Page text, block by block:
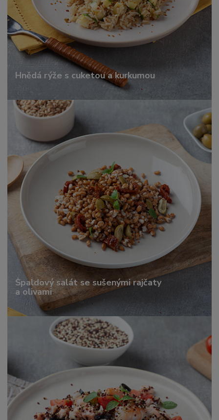
Hnědá rýže s cuketou a kurkumou
Špaldový salát se sušenými rajčaty
a olivami